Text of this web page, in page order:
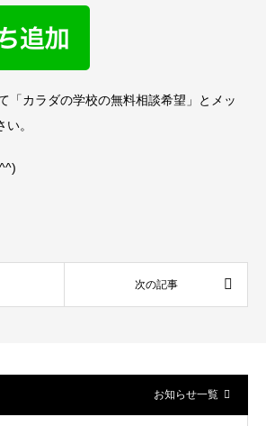
「カラダの学校の無料相談希望」とメッ
。
お知らせ一覧